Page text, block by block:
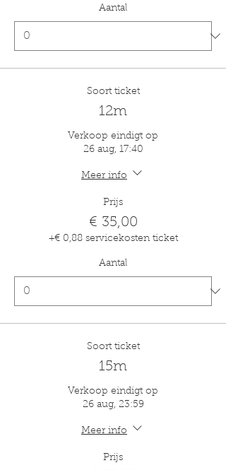
Aantal
Soort ticket
12m
Verkoop eindigt op
26 aug, 17:40
Meer info
Prijs
€ 35,00
+€ 0,88 servicekosten ticket
Aantal
Soort ticket
15m
Verkoop eindigt op
26 aug, 23:59
Meer info
Prijs